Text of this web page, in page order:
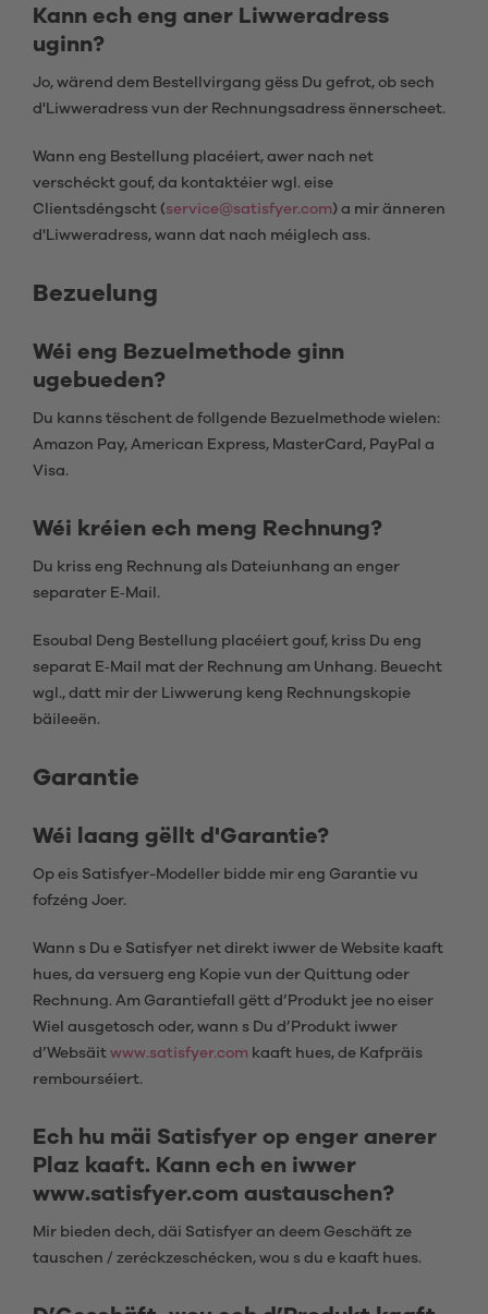
Kann ech eng aner Liwweradress
uginn?
Jo, wärend dem Bestellvirgang gëss Du gefrot, ob sech
d'Liwweradress vun der Rechnungsadress ënnerscheet.
Wann eng Bestellung placéiert, awer nach net
verschéckt gouf, da kontaktéier wgl. eise
Clientsdéngscht (service@satisfyer.com) a mir änneren
d'Liwweradress, wann dat nach méiglech ass.
Bezuelung
Wéi eng Bezuelmethode ginn
ugebueden?
Du kanns tëschent de follgende Bezuelmethode wielen:
Amazon Pay, American Express, MasterCard, PayPal a
Visa.
Wéi kréien ech meng Rechnung?
Du kriss eng Rechnung als Dateiunhang an enger
separater E‑Mail.
Esoubal Deng Bestellung placéiert gouf, kriss Du eng
separat E‑Mail mat der Rechnung am Unhang. Beuecht
wgl., datt mir der Liwwerung keng Rechnungskopie
bäileeën.
Garantie
Wéi laang gëllt d'Garantie?
Op eis Satisfyer-Modeller bidde mir eng Garantie vu
fofzéng Joer.
Wann s Du e Satisfyer net direkt iwwer de Website kaaft
hues, da versuerg eng Kopie vun der Quittung oder
Rechnung. Am Garantiefall gëtt d’Produkt jee no eiser
Wiel ausgetosch oder, wann s Du d’Produkt iwwer
d’Websäit www.satisfyer.com kaaft hues, de Kafpräis
rembourséiert.
Ech hu mäi Satisfyer op enger anerer
Plaz kaaft. Kann ech en iwwer
www.satisfyer.com austauschen?
Mir bieden dech, däi Satisfyer an deem Geschäft ze
tauschen / zeréckzeschécken, wou s du e kaaft hues.